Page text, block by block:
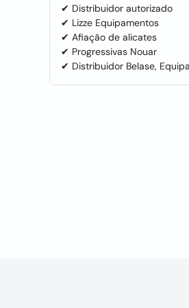
✔ Distribuidor autorizado
✔ Lizze Equipamentos
✔ Afiação de alicates
✔ Progressivas Nouar
✔ Distribuidor Belase,